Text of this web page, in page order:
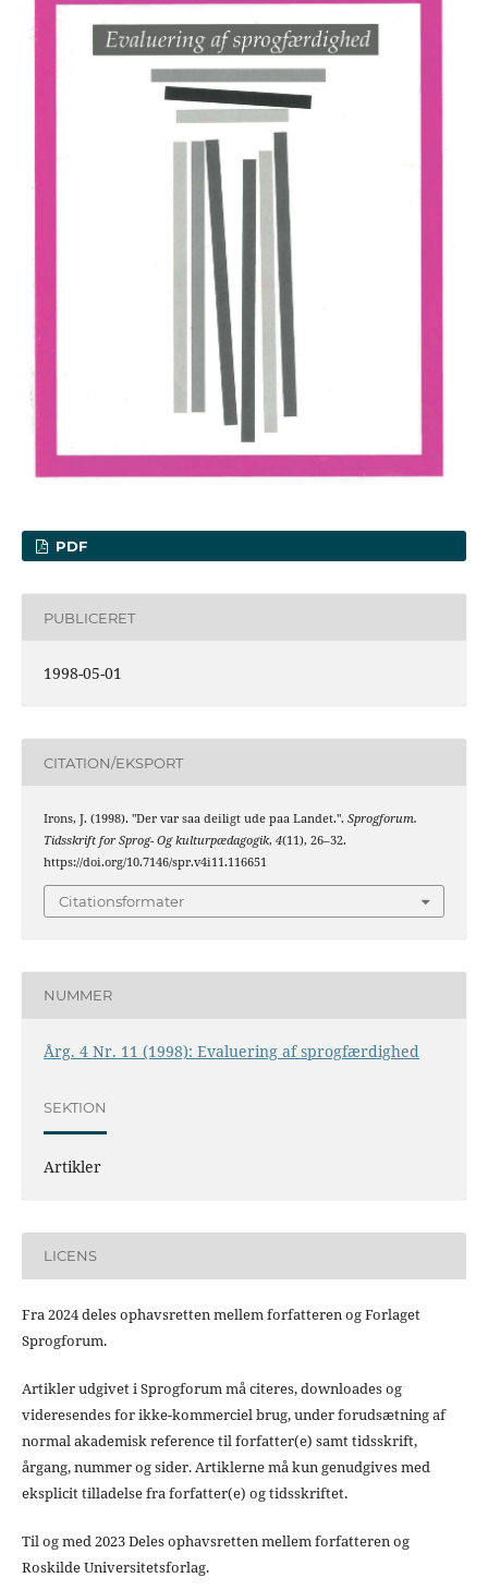
PDF
PUBLICERET
1998-05-01
CITATION/EKSPORT
Irons, J. (1998). "Der var saa deiligt ude paa Landet.". Sprogforum.
Tidsskrift for Sprog- Og kulturpædagogik, 4(11), 26–32.
https://doi.org/10.7146/spr.v4i11.116651
Citationsformater
NUMMER
Årg. 4 Nr. 11 (1998): Evaluering af sprogfærdighed
SEKTION
Artikler
LICENS
Fra 2024 deles ophavsretten mellem forfatteren og Forlaget
Sprogforum.
Artikler udgivet i Sprogforum må citeres, downloades og
videresendes for ikke-kommerciel brug, under forudsætning af
normal akademisk reference til forfatter(e) samt tidsskrift,
årgang, nummer og sider. Artiklerne må kun genudgives med
eksplicit tilladelse fra forfatter(e) og tidsskriftet.
Til og med 2023 Deles ophavsretten mellem forfatteren og
Roskilde Universitetsforlag.